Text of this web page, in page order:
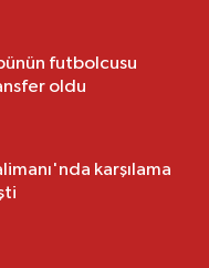
futbolcusu
oldu
karşılama